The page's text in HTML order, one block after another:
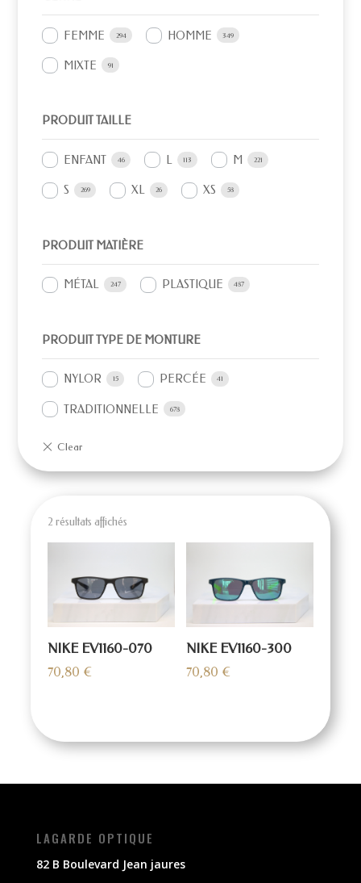
FEMME 294 HOMME 349
MIXTE 91
PRODUIT TAILLE
ENFANT 46 L 113 M 221
S 269 XL 26 XS 58
PRODUIT MATIÈRE
MÉTAL 247 PLASTIQUE 487
PRODUIT TYPE DE MONTURE
NYLOR 15 PERCÉE 41
TRADITIONNELLE 678
2 résultats affichés
NIKE EV1160-070
70,80 €
NIKE EV1160-300
70,80 €
LAGARDE OPTIQUE
82 B Boulevard Jean jaures